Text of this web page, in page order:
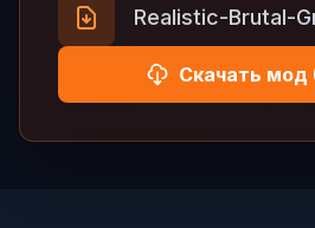
Скачать мод